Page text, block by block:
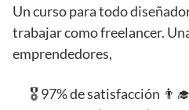
Un curso para todo
trabajar como freelancer.
emprendedores,
🎖️ 97% de satisfacción